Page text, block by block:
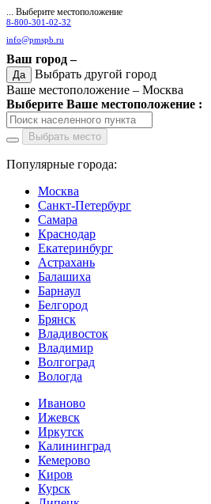
... Выберите местоположение
8-800-301-02-32
info@pmspb.ru
Ваш город –
Да
Выбрать другой город
Ваше местоположение – Москва
Выберите Ваше местоположение :
Выбрать место
Популярные города:
Москва
Санкт-Петербург
Самара
Краснодар
Екатеринбург
Астрахань
Балашиха
Барнаул
Белгород
Брянск
Владивосток
Владимир
Волгоград
Вологда
Иваново
Ижевск
Иркутск
Калининград
Кемерово
Киров
Курск